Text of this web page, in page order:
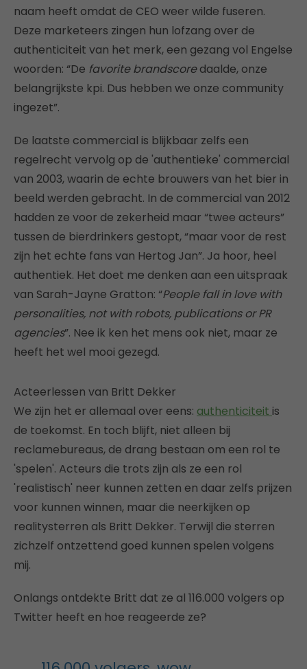
naam heeft omdat de CEO weer wilde fuseren.
Deze marketeers zingen hun lofzang over de
authenticiteit van het merk, een gezang vol Engelse
woorden: “De favorite brandscoredaalde, onze
belangrijkste kpi. Dus hebben we onze community
ingezet”.
De laatste commercial is blijkbaar zelfs een
regelrecht vervolg op de 'authentieke' commercial
van 2003, waarin de echte brouwers van het bier in
beeld werden gebracht. In de commercial van 2012
hadden ze voor de zekerheid maar “twee acteurs”
tussen de bierdrinkers gestopt, “maar voor de rest
zijn het echte fans van Hertog Jan”. Ja hoor, heel
authentiek. Het doet me denken aan een uitspraak
van Sarah-Jayne Gratton: “People fall in love with
personalities, not with robots, publications or PR
agencies”. Nee ik ken het mens ook niet, maar ze
heeft het wel mooi gezegd.
Acteerlessen van Britt Dekker
We zijn het er allemaal over eens: authenticiteit is
de toekomst. En toch blijft, niet alleen bij
reclamebureaus, de drang bestaan om een rol te
'spelen'. Acteurs die trots zijn als ze een rol
'realistisch' neer kunnen zetten en daar zelfs prijzen
voor kunnen winnen, maar die neerkijken op
realitysterren als Britt Dekker. Terwijl die sterren
zichzelf ontzettend goed kunnen spelen volgens
mij.
Onlangs ontdekte Britt dat ze al 116.000 volgers op
Twitter heeft en hoe reageerde ze?